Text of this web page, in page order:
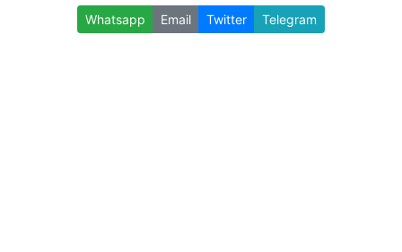
Whatsapp Email Twitter Telegram